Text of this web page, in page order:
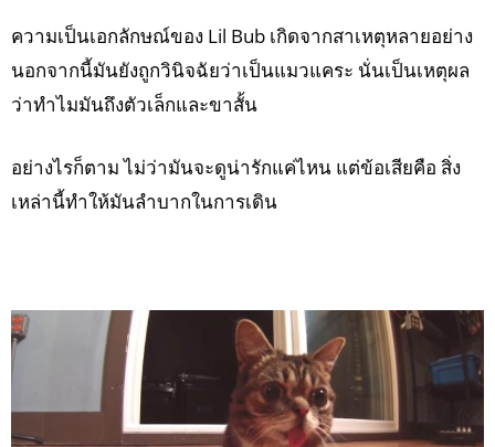
ความเป็นเอกลักษณ์ของ Lil Bub เกิดจากสาเหตุหลายอย่าง
นอกจากนี้มันยังถูกวินิจฉัยว่าเป็นแมวแคระ นั่นเป็นเหตุผล
ว่าทำไมมันถึงตัวเล็กและขาสั้น
อย่างไรก็ตาม ไม่ว่ามันจะดูน่ารักแค่ไหน แต่ข้อเสียคือ สิ่ง
เหล่านี้ทำให้มันลำบากในการเดิน